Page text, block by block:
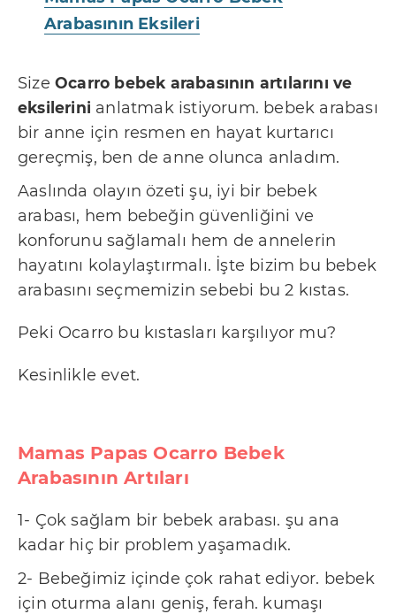
Arabasının Eksileri
Size Ocarro bebek arabasının artılarını ve
eksilerini anlatmak istiyorum. bebek arabası
bir anne için resmen en hayat kurtarıcı
gereçmiş, ben de anne olunca anladım.
Aaslında olayın özeti şu, iyi bir bebek
arabası, hem bebeğin güvenliğini ve
konforunu sağlamalı hem de annelerin
hayatını kolaylaştırmalı. İşte bizim bu bebek
arabasını seçmemizin sebebi bu 2 kıstas.
Peki Ocarro bu kıstasları karşılıyor mu?
Kesinlikle evet.
Mamas Papas Ocarro Bebek
Arabasının Artıları
1- Çok sağlam bir bebek arabası. şu ana
kadar hiç bir problem yaşamadık.
2- Bebeğimiz içinde çok rahat ediyor. bebek
için oturma alanı geniş, ferah. kumaşı